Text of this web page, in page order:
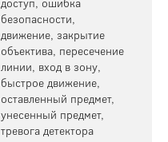
безопасности,
движение, закрытие
объектива, пересечение
линии, вход в зону,
быстрое движение,
оставленный предмет,
унесенный предмет,
тревога детектора